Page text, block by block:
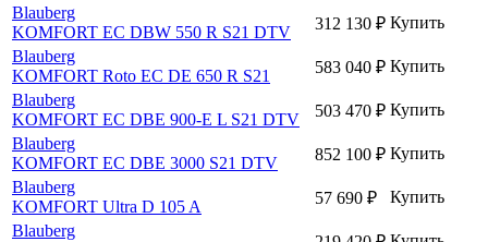
Blauberg
KOMFORT EC DBW 550 R S21 DTV
312 130 ₽ Купить
Blauberg
KOMFORT Roto EC DE 650 R S21
583 040 ₽ Купить
Blauberg
KOMFORT EC DBE 900-E L S21 DTV
503 470 ₽ Купить
Blauberg
KOMFORT EC DBE 3000 S21 DTV
852 100 ₽ Купить
Blauberg
KOMFORT Ultra D 105 A
57 690 ₽
Купить
Blauberg